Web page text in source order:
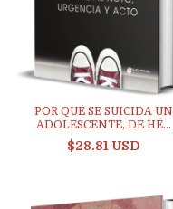
POR QUÉ SE SUICIDA UN
ADOLESCENTE, DE HÉ...
$28.81 USD